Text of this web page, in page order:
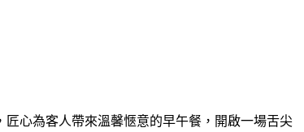
心為客人帶來溫馨愜意的早午餐，開啟一場舌尖